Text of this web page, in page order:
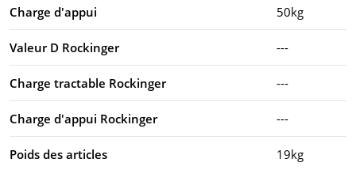
Charge d'appui 50kg
Valeur D Rockinger ---
Charge tractable Rockinger ---
Charge d'appui Rockinger ---
Poids des articles 19kg